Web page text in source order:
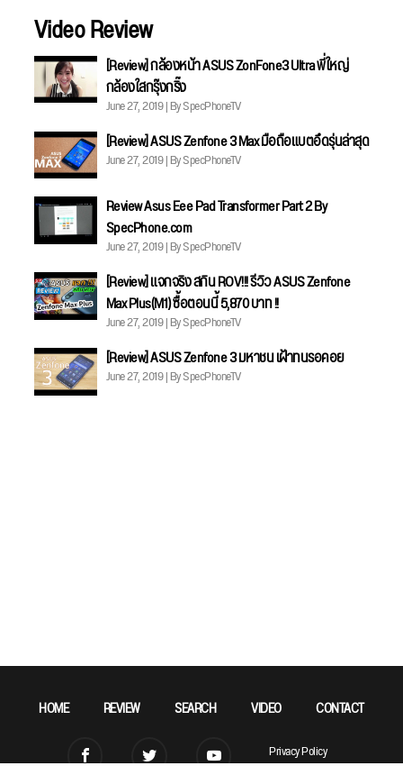
Video Review
[Review] กล้องหน้า ASUS ZonFone3 Ultra พี่ใหญ่
กล้องใสกรุ๊งกริ๊ง
June 27, 2019 | By SpecPhoneTV
[Review] ASUS Zenfone 3 Max มือถือแบตอึดรุ่นล่าสุด
June 27, 2019 | By SpecPhoneTV
Review Asus Eee Pad Transformer Part 2 By
SpecPhone.com
June 27, 2019 | By SpecPhoneTV
[Review] แจกจริง สกิน ROV!!! รีวิว ASUS Zenfone
Max Plus(M1) ซื้อตอนนี้ 5,870 บาท !!
June 27, 2019 | By SpecPhoneTV
[Review] ASUS Zenfone 3 มหาชน เฝ้าทนรอคอย
June 27, 2019 | By SpecPhoneTV
HOME REVIEW SEARCH VIDEO CONTACT
Privacy Policy